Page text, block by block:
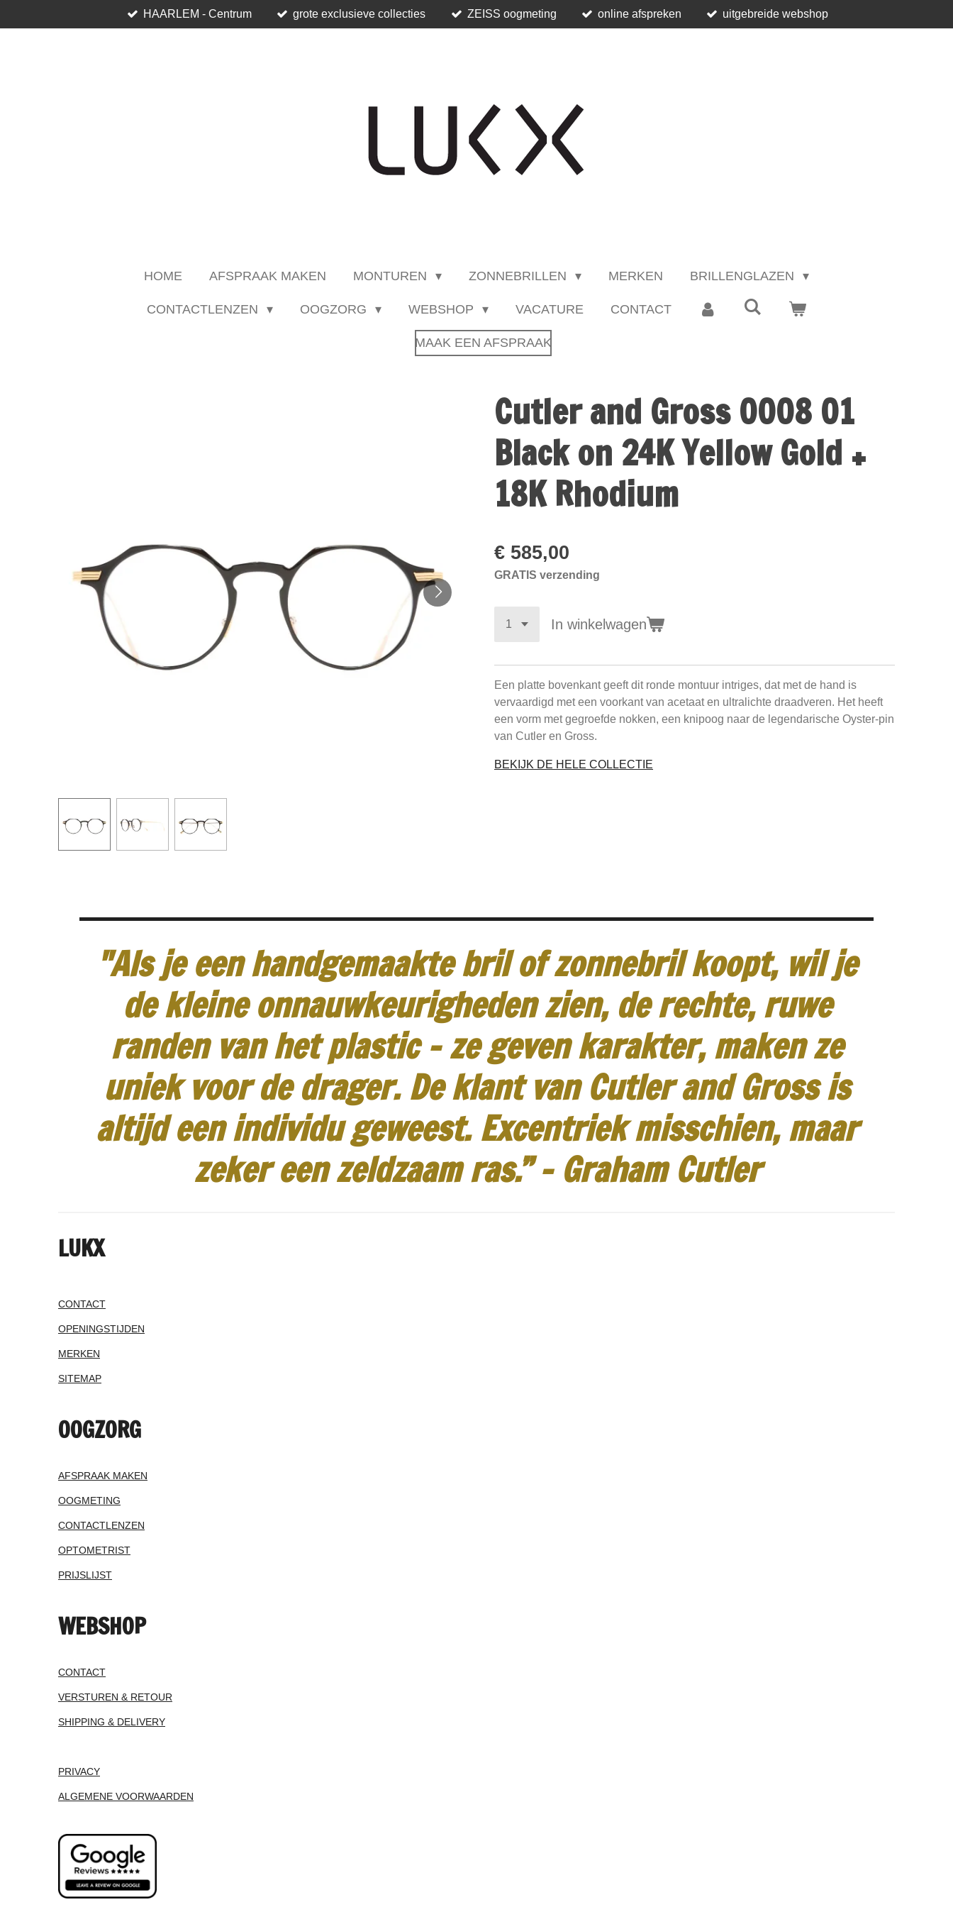
direct
HAARLEM - Centrum grote exclusieve collecties ZEISS oogmeting online afspreken uitgebreide webshop
HOME AFSPRAAK MAKEN MONTUREN ZONNEBRILLEN MERKEN BRILLENGLAZEN
CONTACTLENZEN OOGZORG WEBSHOP VACATURE CONTACT
MAAK EEN AFSPRAAK
Cutler and Gross 0008 01
Black on 24K Yellow Gold +
18K Rhodium
€ 585,00
GRATIS verzending
In winkelwagen
Een platte bovenkant geeft dit ronde montuur intriges, dat met de hand is
vervaardigd met een voorkant van acetaat en ultralichte draadveren. Het heeft
een vorm met gegroefde nokken, een knipoog naar de legendarische Oyster-pin
van Cutler en Gross.
BEKIJK DE HELE COLLECTIE
"Als je een handgemaakte bril of zonnebril koopt, wil je
de kleine onnauwkeurigheden zien, de rechte, ruwe
randen van het plastic - ze geven karakter, maken ze
uniek voor de drager. De klant van Cutler and Gross is
altijd een individu geweest. Excentriek misschien, maar
zeker een zeldzaam ras.” - Graham Cutler
LUKX
CONTACT
OPENINGSTIJDEN
MERKEN
SITEMAP
OOGZORG
AFSPRAAK MAKEN
OOGMETING
CONTACTLENZEN
OPTOMETRIST
PRIJSLIJST
WEBSHOP
CONTACT
VERSTUREN & RETOUR
SHIPPING & DELIVERY
PRIVACY
ALGEMENE VOORWAARDEN